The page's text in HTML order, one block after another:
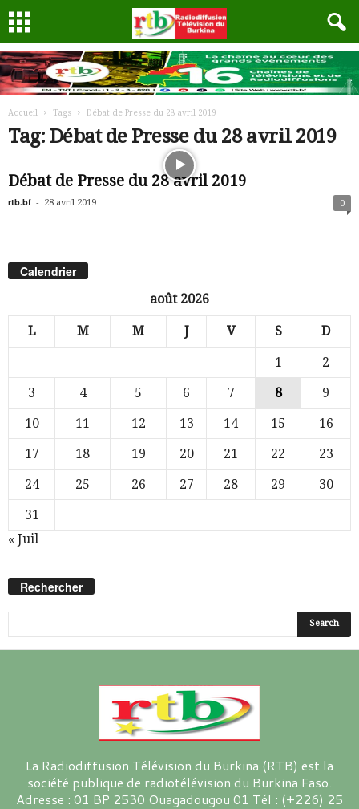
Accueil Tags Débat de Presse du 28 avril 2019
Tag: Débat de Presse du 28 avril 2019
Débat de Presse du 28 avril 2019
rtb.bf - 28 avril 2019 0
Calendrier
août 2026
L M M J V S D
1
2
3
4 5 6 7 8
9
10
11 12 13 14 15
16
17
18 19 20 21 22
23
24
25 26 27 28 29
30
31
« Juil
Rechercher
La Radiodiffusion Télévision du Burkina (RTB) est la
société publique de radiotélévision du Burkina Faso.
Adresse : 01 BP 2530 Ouagadougou 01 Tél : (+226) 25